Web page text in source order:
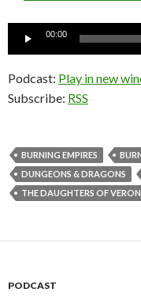
Ljudspelare
00:00
Podcast: Play in new
Subscribe: RSS
BURNING EMPIRES
DUNGEONS & DRAGONS
THE DAUGHTERS OF
PODCAST